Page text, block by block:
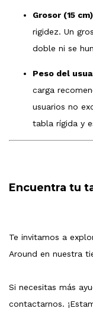
Grosor (15
rigidez. Un
doble ni se
Peso del
carga
usuarios no
tabla rígida y
Encuentra tu
Te invitamos a
Around en nuestra
Si necesitas más
contactarnos.